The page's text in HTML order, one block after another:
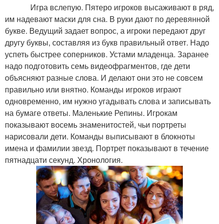
Игра вслепую. Пятеро игроков высаживают в ряд,
им надевают маски для сна. В руки дают по деревянной
букве. Ведущий задает вопрос, а игроки передают друг
другу буквы, составляя из букв правильный ответ. Надо
успеть быстрее соперников. Устами младенца. Заранее
надо подготовить семь видеофрагментов, где дети
объясняют разные слова. И делают они это не совсем
правильно или внятно. Команды игроков играют
одновременно, им нужно угадывать слова и записывать
на бумаге ответы. Маленькие Репины. Игрокам
показывают восемь знаменитостей, чьи портреты
нарисовали дети. Команды выписывают в блокноты
имена и фамилии звезд. Портрет показывают в течение
пятнадцати секунд. Хронология.